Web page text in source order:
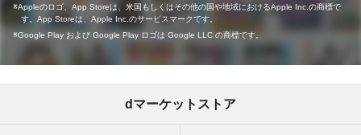
Appleのロゴ、App Storeは、米国もしくはその他の国や地域におけるApple Inc.の商標で
す。App Storeは、Apple Inc.のサービスマークです。
Google Play および Google Play ロゴは Google LLC の商標です。
dマーケットストア